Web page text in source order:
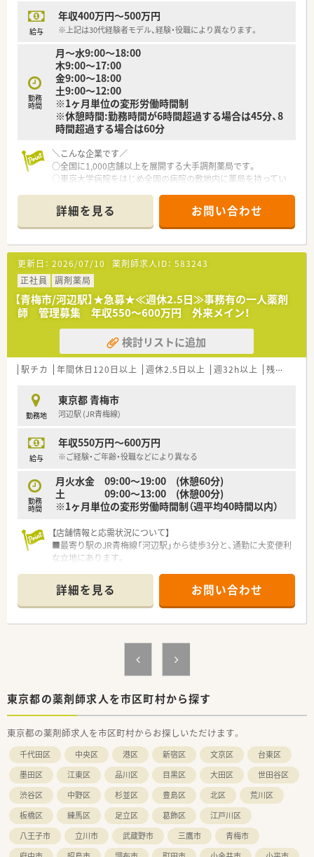
給与
年収400万円～500万円
※上記は30代経験者モデル、経験・役職により異なります。
勤務
時間
月〜水9:00〜18:00
木9:00〜17:00
金9:00〜18:00
土9:00〜12:00
※1ヶ月単位の変形労働時間制
※休憩時間:勤務時間が6時間超過する場合は45分、8
時間超過する場合は60分
＼こんな企業です／
○全国に1,000店舗以上を展開する大手調剤薬局です。
○東京大学病院をはじめ全国の病院の敷地内に薬局を持ってい
病診薬連携を強化することで、地域にお住いの患者様に高度な医
療の提供を実現しています。
○全店「同一の機械・システム」を採用しており、且つ処方箋の応
需内容が多岐にわたる（敷地内・病院門前・医療モール・CL門前）
ので、スキルUPしたい方にはお勧めもです。
○長期就業＆自己研讃を続ける事で給与があがる仕組みになっ
ており、将来的に高年収も狙う事が出来ます。
○インターネットを使って処方薬の飲み方を遠隔指導する「オン
ライン服薬指導」、今後も病院の「敷地内薬局」の推進、女性客の
取り込みを狙う店舗でデザインの一新。
M&Aによる店舗拡大と業界のリーディングカンパニーとして成
長を続けています。
○どの店舗も、最新システムが整っています！
〇「社員第一主義」を掲げている同社では、福利厚生面が手厚く
年間休日120日以上、「連続休暇制度（年に1回、最大9連休を取得
できる制度）」等
してくれる制度が充実しています。
〇社員割引制度、財形貯蓄制度、スポーツジム優待等が受けられ
〇産休・育休・時短勤務者2,097人以上等、どれも業界トップクラ
スの実績!
産休、育休取得はもちろんのこと、育児短時間勤務制度を実施
す。
法律では3歳までですが、同社では小学校就学時までの期間利用
可能♪
詳細を見る お問い合わせ
更新日： 2026/07/10 薬剤師求人ID： 583243
正社員
調剤薬局
【青梅市/河辺駅】★急募★≪週休2.5日≫事務有の一人薬剤
師 管理募集 年収550～600万円 外来メイン！
検討リストに追加
駅チカ 年間休日120日以上 週休2.5日以上 週32h以上 残業なし(ほぼなし含む)
勤務地
東京都 青梅市
河辺駅 (JR青梅線)
給与
年収550万円～600万円
※ご経験・ご年齢・役職などにより異なる
勤務
時間
月火水金 09:00～19:00 (休憩60分)
土 09:00～13:00 (休憩00分)
※1ヶ月単位の変形労働時間制（週平均40時間以内）
【店舗情報と応需状況について】
■最寄り駅のJR青梅線「河辺駅」から徒歩3分と、通勤に大変便利
な立地にあります。
30枚程度で落ち着いています。
■勤務体制は薬剤師1名と事務員1名のため、ご自身のペースで
業務に取り組めます。
■一人薬剤師として、責任感と主体性を持って業務に取り組める
ほぼありません。
■お休みは木曜日、土曜午後、日曜祝日の完全週休2.5日制を導入
しております。
■在宅業務は居宅、施設ともに対応がないため、外来の調剤業務
に集中できます。
【職場環境と雰囲気】
■かかりつけの目標や個人ノルマはなく、自主性を大切にする伸
びやかな社風です。
■2018年に開局した、明るく清潔感にあふれる薬局で気持ちよ
詳細を見る お問い合わせ
東京都の薬剤師求人を市区町村から探す
東京都の薬剤師求人を市区町村からお探しいただけます。
千代田区 中央区 港区 新宿区 文京区
台東区
墨田区
江東区 品川区 目黒区 大田区
世田谷区
渋谷区
中野区 杉並区 豊島区 北区
荒川区
板橋区
練馬区 足立区 葛飾区
江戸川区
八王子市
立川市 武蔵野市 三鷹市
青梅市